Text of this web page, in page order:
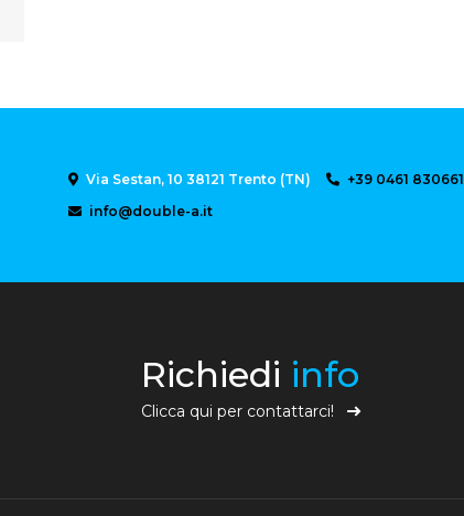
Via Sestan, 10 38121 Trento (TN) +39 0461 830661
info@double-a.it
Richiedi info
Clicca qui per contattarci!